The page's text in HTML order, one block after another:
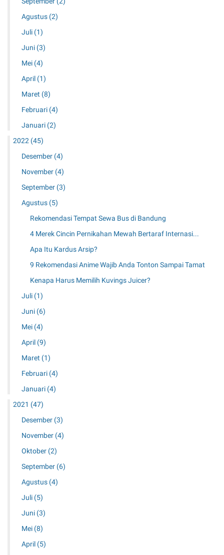
Agustus (2)
Juli (1)
Juni (3)
Mei (4)
April (1)
Maret (8)
Februari (4)
Januari (2)
2022 (45)
Desember (4)
November (4)
September (3)
Agustus (5)
Rekomendasi Tempat Sewa Bus di Bandung
4 Merek Cincin Pernikahan Mewah Bertaraf Internasi...
Apa Itu Kardus Arsip?
9 Rekomendasi Anime Wajib Anda Tonton Sampai Tamat
Kenapa Harus Memilih Kuvings Juicer?
Juli (1)
Juni (6)
Mei (4)
April (9)
Maret (1)
Februari (4)
Januari (4)
2021 (47)
Desember (3)
November (4)
Oktober (2)
September (6)
Agustus (4)
Juli (5)
Juni (3)
Mei (8)
April (5)